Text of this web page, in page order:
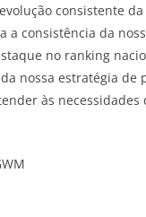
consistente
a consistência da
no ranking
nossa estratégia
às necessidades